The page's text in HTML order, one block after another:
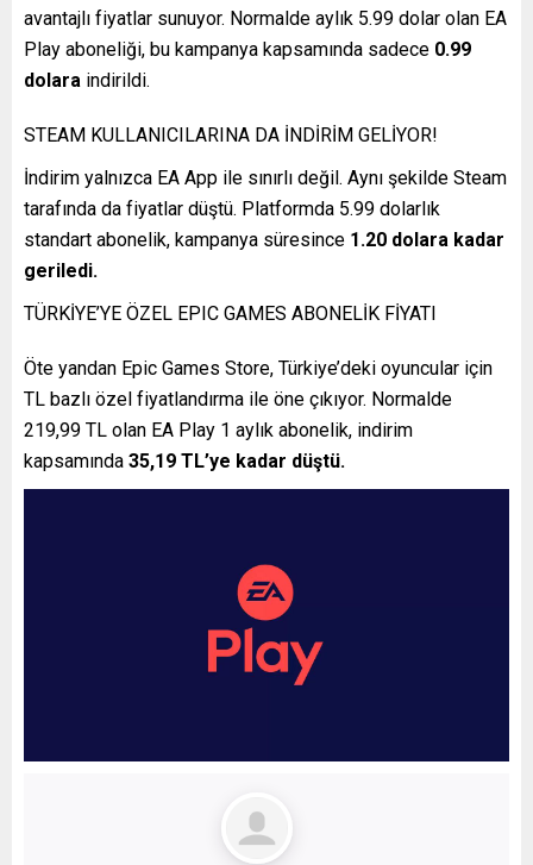
avantajlı fiyatlar sunuyor. Normalde aylık 5.99 dolar olan EA
Play aboneliği, bu kampanya kapsamında sadece 0.99
dolara indirildi.
STEAM KULLANICILARINA DA İNDİRİM GELİYOR!
İndirim yalnızca EA App ile sınırlı değil. Aynı şekilde Steam
tarafında da fiyatlar düştü. Platformda 5.99 dolarlık
standart abonelik, kampanya süresince 1.20 dolara kadar
geriledi.
TÜRKİYE’YE ÖZEL EPIC GAMES ABONELİK FİYATI
Öte yandan Epic Games Store, Türkiye’deki oyuncular için
TL bazlı özel fiyatlandırma ile öne çıkıyor. Normalde
219,99 TL olan EA Play 1 aylık abonelik, indirim
kapsamında 35,19 TL’ye kadar düştü.